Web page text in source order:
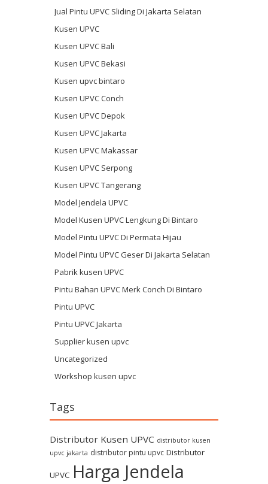
Jual Pintu UPVC Sliding Di Jakarta Selatan
Kusen UPVC
Kusen UPVC Bali
Kusen UPVC Bekasi
Kusen upvc bintaro
Kusen UPVC Conch
Kusen UPVC Depok
Kusen UPVC Jakarta
Kusen UPVC Makassar
Kusen UPVC Serpong
Kusen UPVC Tangerang
Model Jendela UPVC
Model Kusen UPVC Lengkung Di Bintaro
Model Pintu UPVC Di Permata Hijau
Model Pintu UPVC Geser Di Jakarta Selatan
Pabrik kusen UPVC
Pintu Bahan UPVC Merk Conch Di Bintaro
Pintu UPVC
Pintu UPVC Jakarta
Supplier kusen upvc
Uncategorized
Workshop kusen upvc
Tags
Distributor Kusen UPVC distributor kusen
upvc jakarta distributor pintu upvc Distributor
UPVC Harga Jendela